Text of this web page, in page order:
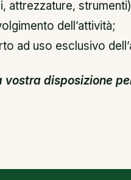
attrezzature,
dell’attività;
ad uso esclusivo
disposizione